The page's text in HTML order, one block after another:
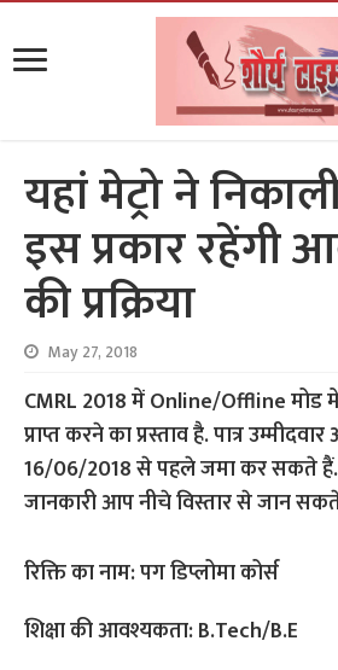
यहां मेट्रो ने
इस प्रकार रहेंगी
की प्रक्रिया
May 27, 2018
CMRL 2018 में Online/Offline
प्राप्त करने का प्रस्ताव है. पात्र
16/06/2018 से पहले जमा कर सकते हैं.
जानकारी आप नीचे विस्तार से जान
रिक्ति का नाम: पग डिप्लोमा कोर्स
शिक्षा की आवश्यकता: B.Tech/B.E